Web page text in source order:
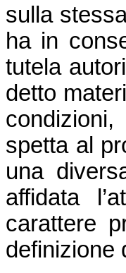
sulla
ha in
tutela
detto
spetta al
una
affidata
carattere
definizione